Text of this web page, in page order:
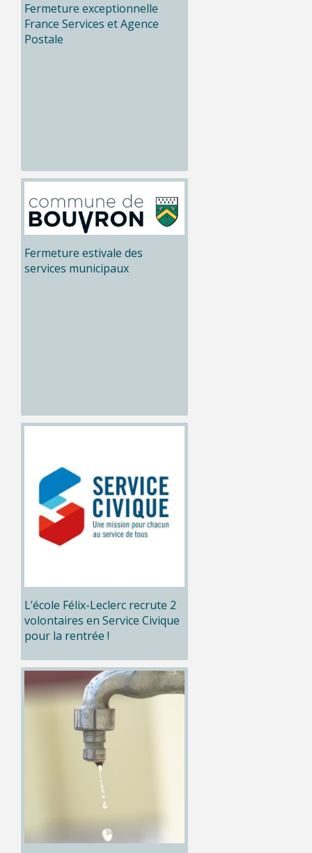
Fermeture exceptionnelle
France Services et Agence
Postale
Fermeture estivale des
services municipaux
L’école Félix-Leclerc recrute 2
volontaires en Service Civique
pour la rentrée !